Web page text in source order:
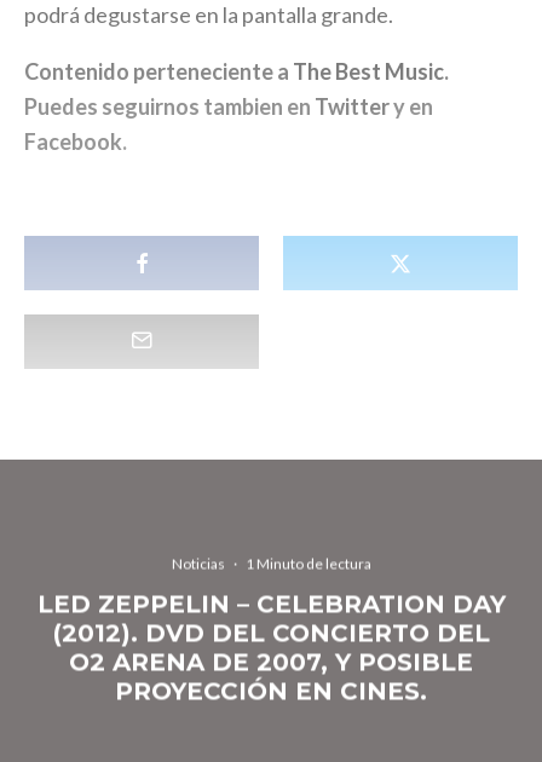
podrá degustarse en la pantalla grande.
Contenido perteneciente a The Best Music.
Puedes seguirnos tambien en Twittery en
Facebook.
Noticias · 1 Minuto de lectura
LED ZEPPELIN – CELEBRATION DAY
(2012). DVD DEL CONCIERTO DEL
O2 ARENA DE 2007, Y POSIBLE
PROYECCIÓN EN CINES.